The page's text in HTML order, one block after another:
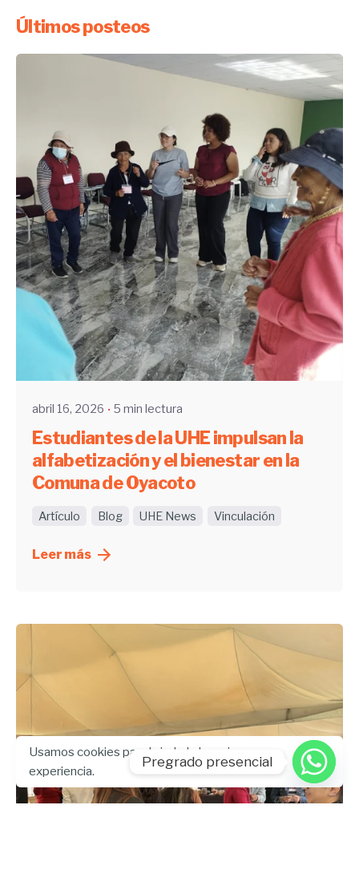
Últimos posteos
Enviado por
UHE
abril 16, 2026 5 min lectura
Estudiantes de la UHE impulsan la
alfabetización y el bienestar en la
Comuna de Oyacoto
Artículo Blog UHE News Vinculación
Leer más
Usamos cookies para brindarle la mejor
experiencia.
Pregrado presencial